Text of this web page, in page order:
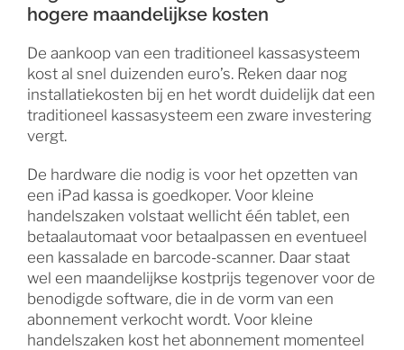
hogere maandelijkse kosten
De aankoop van een traditioneel kassasysteem
kost al snel duizenden euro’s. Reken daar nog
installatiekosten bij en het wordt duidelijk dat een
traditioneel kassasysteem een zware investering
vergt.
De hardware die nodig is voor het opzetten van
een iPad kassa is goedkoper. Voor kleine
handelszaken volstaat wellicht één tablet, een
betaalautomaat voor betaalpassen en eventueel
een kassalade en barcode-scanner. Daar staat
wel een maandelijkse kostprijs tegenover voor de
benodigde software, die in de vorm van een
abonnement verkocht wordt. Voor kleine
handelszaken kost het abonnement momenteel